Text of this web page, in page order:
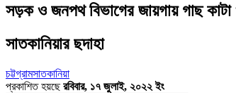
সড়ক ও জনপথ বিভাগের জায়গায় গাছ কাটা
সাতকানিয়ার ছদাহা
চট্টগ্রামসাতকানিয়া
প্রকাশিত হয়ছেরবিবার, ১৭ জুলাই, ২০২২ ইং